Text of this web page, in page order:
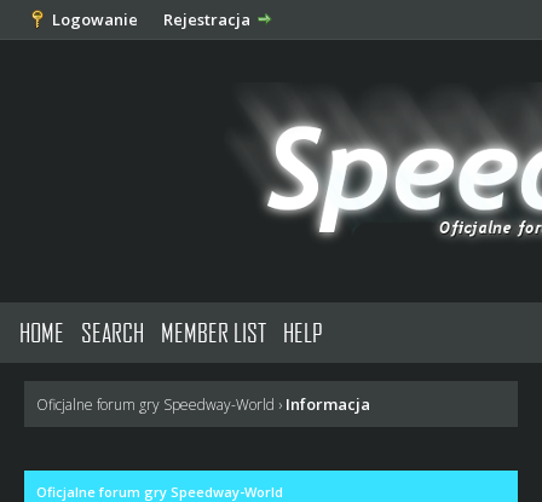
Logowanie Rejestracja
HOME SEARCH MEMBER LIST HELP
Oficjalne forum gry Speedway-World › Informacja
Oficjalne forum gry Speedway-World